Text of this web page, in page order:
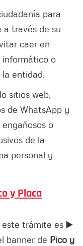
para
través de su
caer en
informático o
entidad.
sitios web,
de WhatsApp y
o
de la
personal y
y Placa
este trámite es ▶️
banner de Pico y